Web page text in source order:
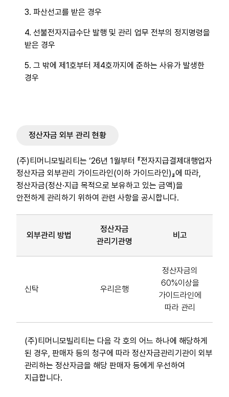
3. 파산선고를 받은 경우
4. 선불전자지급수단 발행 및 관리 업무 전부의 정지명령을
받은 경우
5. 그 밖에 제1호부터 제4호까지에 준하는 사유가 발생한
경우
정산자금 외부 관리 현황
(주)티머니모빌리티는 ‘26년 1월부터 『전자지급결제대행업자
정산자금 외부관리 가이드라인(이하 가이드라인)』에 따라,
정산자금(정산·지급 목적으로 보유하고 있는 금액)을
안전하게 관리하기 위하여 관련 사항을 공시합니다.
외부관리 방법
정산자금
관리기관명
비고
신탁 우리은행
정산자금의
60%이상을
가이드라인에
따라 관리
(주)티머니모빌리티는 다음 각 호의 어느 하나에 해당하게
된 경우, 판매자 등의 청구에 따라 정산자금관리기관이 외부
관리하는 정산자금을 해당 판매자 등에게 우선하여
지급합니다.